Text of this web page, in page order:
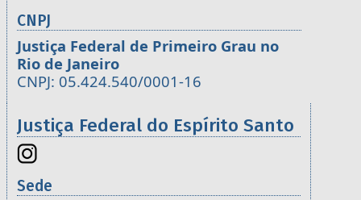
CNPJ
Justiça Federal de Primeiro Grau no
Rio de Janeiro
CNPJ: 05.424.540/0001-16
Justiça Federal do Espírito Santo
Sede